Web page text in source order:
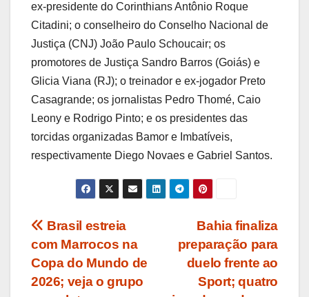
ex-presidente do Corinthians Antônio Roque
Citadini; o conselheiro do Conselho Nacional de
Justiça (CNJ) João Paulo Schoucair; os
promotores de Justiça Sandro Barros (Goiás) e
Glicia Viana (RJ); o treinador e ex-jogador Preto
Casagrande; os jornalistas Pedro Thomé, Caio
Leony e Rodrigo Pinto; e os presidentes das
torcidas organizadas Bamor e Imbatíveis,
respectivamente Diego Novaes e Gabriel Santos.
Navegação
de
Post
Bahia finaliza
preparação para
duelo frente ao
Sport; quatro
Brasil estreia
com Marrocos na
Copa do Mundo de
2026; veja o grupo